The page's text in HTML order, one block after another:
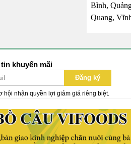
Bình,
Quang,
khuyến mãi
Đăng ký
hội nhận quyền lợi giảm giá riêng biệt.